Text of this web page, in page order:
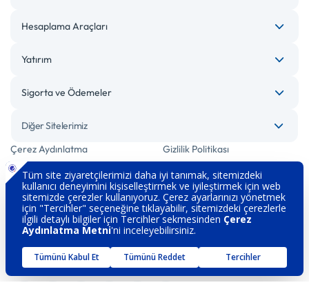
Hesaplama Araçları
Yatırım
Sigorta ve Ödemeler
Diğer Sitelerimiz
Çerez Aydınlatma
Gizlilik Politikası
Bilgi Toplumu Hizmetleri Engelsiz Bankacılık
Kişisel Verilerin Korunması Güvenlik
İletişim Hakkımızda
Sözleşme ve Formlar